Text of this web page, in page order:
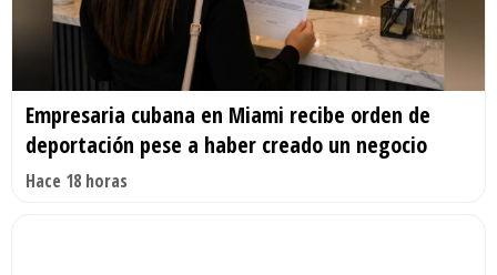
Empresaria cubana en Miami recibe orden de
deportación pese a haber creado un negocio
Hace 18 horas